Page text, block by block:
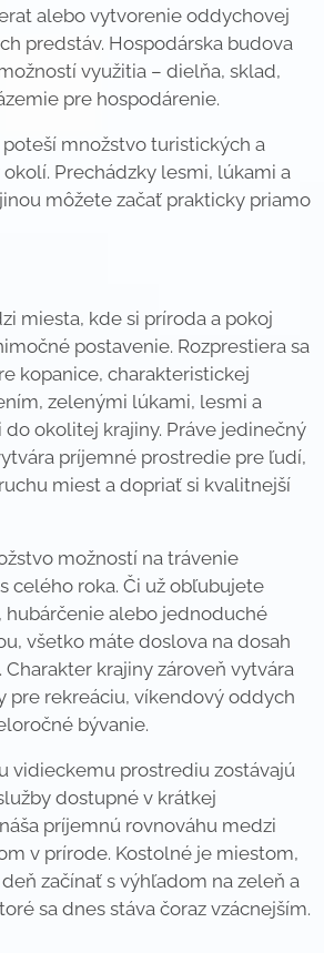
alebo vytvorenie oddychovej
predstáv. Hospodárska budova
využitia – dielňa, sklad,
pre hospodárenie.
množstvo turistických a
Prechádzky lesmi, lúkami a
môžete začať prakticky priamo
miesta, kde si príroda a pokoj
postavenie. Rozprestiera sa
kopanice, charakteristickej
zelenými lúkami, lesmi a
okolitej krajiny. Práve jedinečný
príjemné prostredie pre ľudí,
miest a dopriať si kvalitnejší
možností na trávenie
celého roka. Či už obľubujete
alebo jednoduché
všetko máte doslova na dosah
krajiny zároveň vytvára
pre rekreáciu, víkendový oddych
bývanie.
vidieckemu prostrediu zostávajú
dostupné v krátkej
príjemnú rovnováhu medzi
v prírode. Kostolné je miestom,
začínať s výhľadom na zeleň a
sa dnes stáva čoraz vzácnejším.